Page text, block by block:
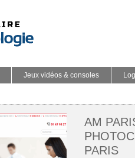
Jeux vidéos & consoles
AM
PARIS